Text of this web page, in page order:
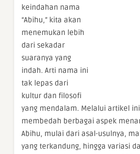
keindahan nama
“Abihu,” kita akan
menemukan lebih
dari sekadar
suaranya yang
indah. Arti nama ini
tak lepas dari
kultur dan filosofi
yang mendalam. Melalui artikel
membedah berbagai aspek
Abihu, mulai dari asal-usulnya,
yang terkandung, hingga variasi